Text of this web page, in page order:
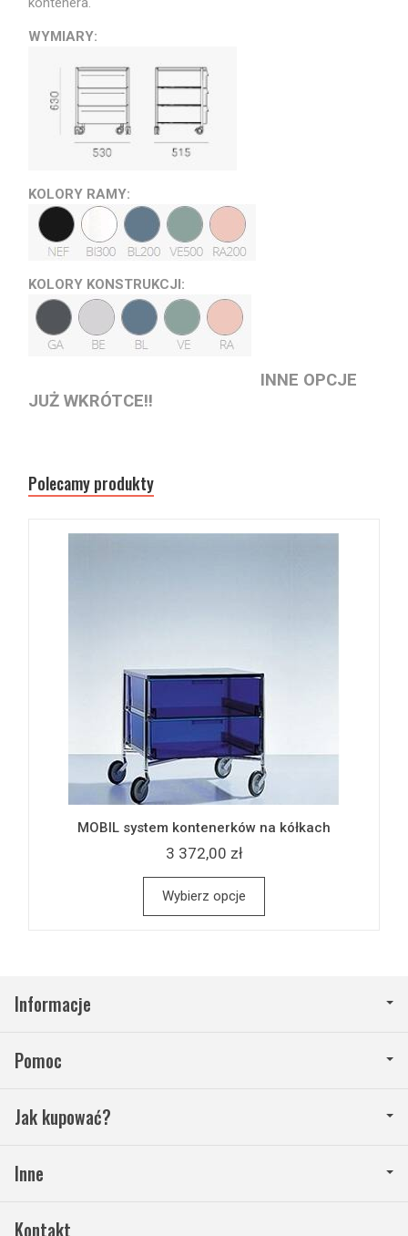
WYMIARY:
KOLORY RAMY:
KOLORY KONSTRUKCJI:
INNE OPCJE
JUŻ WKRÓTCE!!
Polecamy produkty
MOBIL system kontenerków na kółkach
3 372,00 zł
Wybierz opcje
Informacje
Pomoc
Jak kupować?
Inne
Kontakt